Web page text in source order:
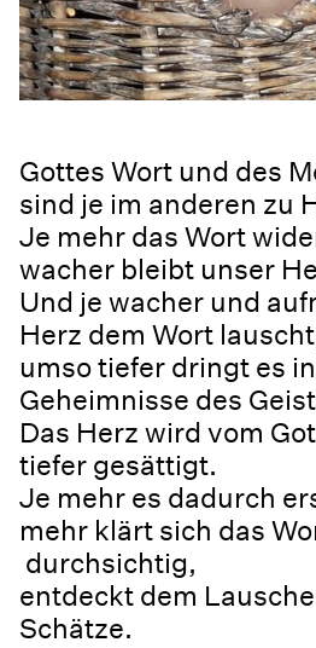
Gottes Wort und des
sind je im anderen zu
Je mehr das Wort
wacher bleibt unser
Und je wacher und
Herz dem Wort
umso tiefer dringt es
Geheimnisse des
Das Herz wird vom
tiefer gesättigt.
Je mehr es dadurch
mehr klärt sich das
durchsichtig,
entdeckt dem
Schätze.